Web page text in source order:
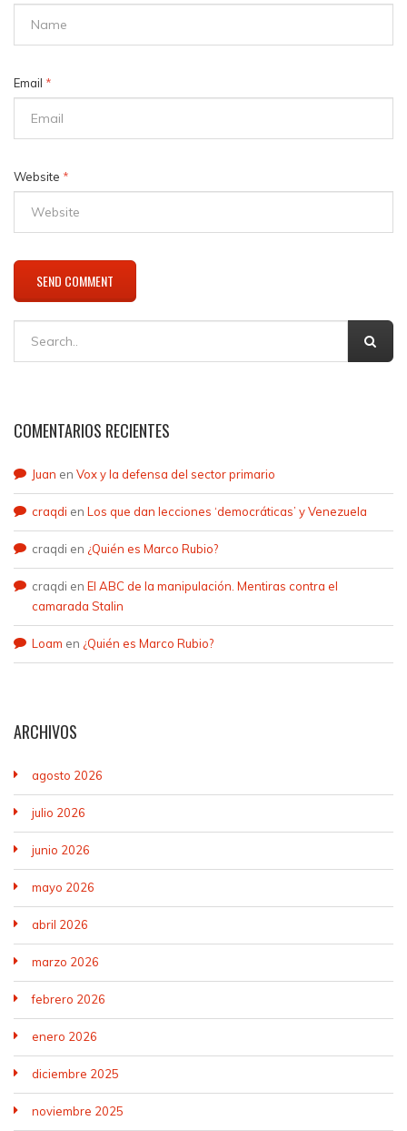
Email *
Website *
COMENTARIOS RECIENTES
Juan en Vox y la defensa del sector primario
craqdi en Los que dan lecciones ‘democráticas’ y Venezuela
craqdi en ¿Quién es Marco Rubio?
craqdi en El ABC de la manipulación. Mentiras contra el
camarada Stalin
Loam en ¿Quién es Marco Rubio?
ARCHIVOS
agosto 2026
julio 2026
junio 2026
mayo 2026
abril 2026
marzo 2026
febrero 2026
enero 2026
diciembre 2025
noviembre 2025